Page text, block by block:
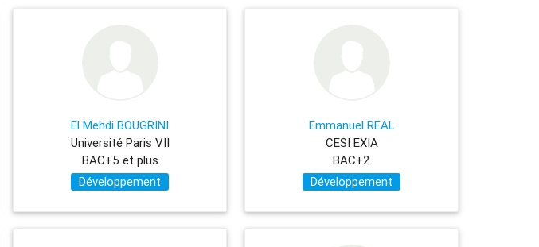
El Mehdi BOUGRINI
Université Paris VII
BAC+5 et plus
Développement
Emmanuel REAL
CESI EXIA
BAC+2
Développement